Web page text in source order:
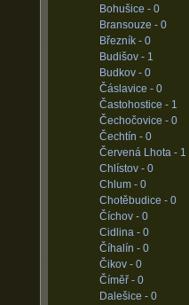
Bohušice - 0
Bransouze - 0
Březník - 0
Budišov - 1
Budkov - 0
Čáslavice - 0
Častohostice - 1
Čechočovice - 0
Čechtín - 0
Červená Lhota - 1
Chlístov - 0
Chlum - 0
Chotěbudice - 0
Číchov - 0
Cidlina - 0
Číhalín - 0
Čikov - 0
Číměř - 0
Dalešice - 0